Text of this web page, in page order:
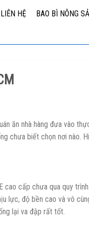
LIÊN HỆ BAO BÌ NÔNG
ăn nhà hàng đưa vào
chưa biết chọn nơi nào.
cấp chưa qua quy
lực, độ bền cao và vô
lại va đập rất tốt.